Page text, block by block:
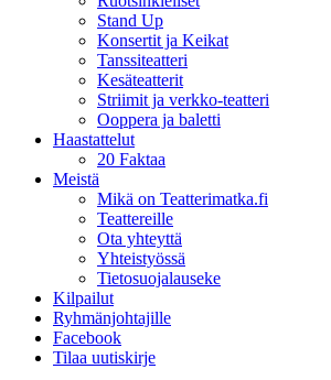
Stand Up
Konsertit ja Keikat
Tanssiteatteri
Kesäteatterit
Striimit ja verkko-teatteri
Ooppera ja baletti
Haastattelut
20 Faktaa
Meistä
Mikä on Teatterimatka.fi
Teattereille
Ota yhteyttä
Yhteistyössä
Tietosuojalauseke
Kilpailut
Ryhmänjohtajille
Facebook
Tilaa uutiskirje